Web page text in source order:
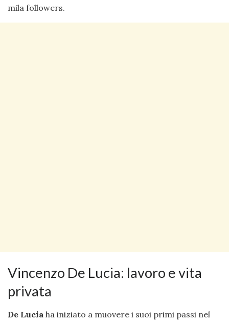
mila followers.
Vincenzo De Lucia: lavoro e vita
privata
De Lucia ha iniziato a muovere i suoi primi passi nel